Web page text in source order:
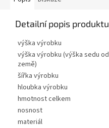
Detailní popis produktu
výška výrobku
výška výrobku (výška sedu od
země)
šířka výrobku
hloubka výrobku
hmotnost celkem
nosnost
materiál